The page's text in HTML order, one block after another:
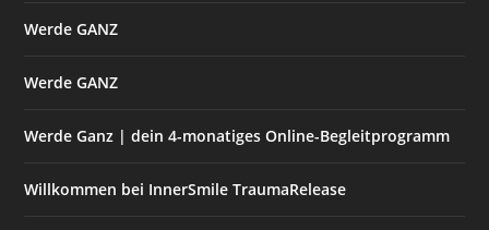
Werde GANZ
Werde GANZ
Werde Ganz | dein 4-monatiges Online-Begleitprogramm
Willkommen bei InnerSmile TraumaRelease